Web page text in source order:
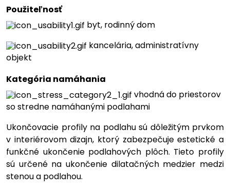
Použiteľnosť
byt, rodinný dom
kancelária, administratívny
objekt
Kategória namáhania
vhodná do priestorov
so stredne namáhanými podlahami
Ukončovacie profily na podlahu sú dôležitým prvkom
v interiérovom dizajn, ktorý zabezpečuje estetické a
funkčné ukončenie podlahových plôch. Tieto profily
sú určené na ukončenie dilatačných medzier medzi
stenou a podlahou.